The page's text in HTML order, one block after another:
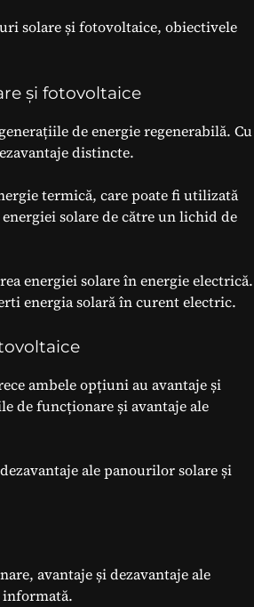
solare și fotovoltaice, obiectivele
și fotovoltaice
de energie regenerabilă. Cu
distincte.
termică, care poate fi utilizată
solare de către un lichid de
energiei solare în energie electrică.
energia solară în curent electric.
ambele opțiuni au avantaje și
de funcționare și avantaje ale
ale panourilor solare și
avantaje și dezavantaje ale
informată.